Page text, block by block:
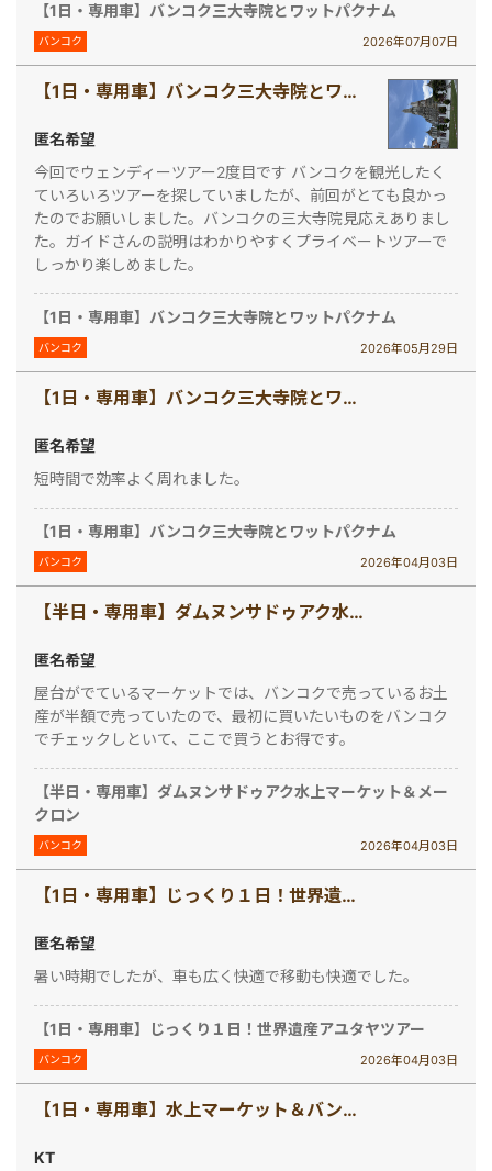
【1日・専用車】バンコク三大寺院とワットパクナム
バンコク 2026年07月07日
【1日・専用車】バンコク三大寺院とワットパクナム
匿名希望
今回でウェンディーツアー2度目です バンコクを観光したく
ていろいろツアーを探していましたが、前回がとても良かっ
たのでお願いしました。バンコクの三大寺院見応えありまし
た。ガイドさんの説明はわかりやすくプライベートツアーで
しっかり楽しめました。
【1日・専用車】バンコク三大寺院とワットパクナム
バンコク 2026年05月29日
【1日・専用車】バンコク三大寺院とワットパクナム
匿名希望
短時間で効率よく周れました。
【1日・専用車】バンコク三大寺院とワットパクナム
バンコク 2026年04月03日
【半日・専用車】ダムヌンサドゥアク水上マーケット＆メークロン
匿名希望
屋台がでているマーケットでは、バンコクで売っているお土
産が半額で売っていたので、最初に買いたいものをバンコク
でチェックしといて、ここで買うとお得です。
【半日・専用車】ダムヌンサドゥアク水上マーケット＆メー
クロン
バンコク 2026年04月03日
【1日・専用車】じっくり１日！世界遺産アユタヤツアー
匿名希望
暑い時期でしたが、車も広く快適で移動も快適でした。
【1日・専用車】じっくり１日！世界遺産アユタヤツアー
バンコク 2026年04月03日
【1日・専用車】水上マーケット＆バンコク市内観光コース
KT